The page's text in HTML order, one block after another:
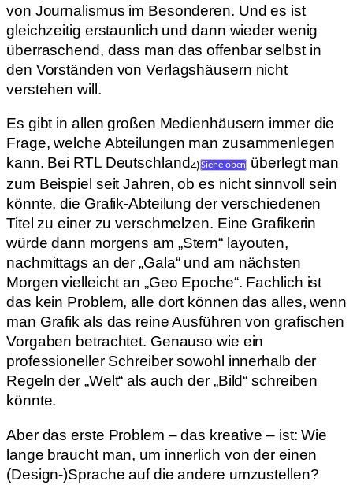
von Journalismus im Besonderen. Und es ist
gleichzeitig erstaunlich und dann wieder wenig
überraschend, dass man das offenbar selbst in
den Vorständen von Verlagshäusern nicht
verstehen will.
Es gibt in allen großen Medienhäusern immer die
Frage, welche Abteilungen man zusammenlegen
kann. Bei RTL Deutschland4)Siehe oben
überlegt man
zum Beispiel seit Jahren, ob es nicht sinnvoll sein
könnte, die Grafik-Abteilung der verschiedenen
Titel zu einer zu verschmelzen. Eine Grafikerin
würde dann morgens am „Stern“ layouten,
nachmittags an der „Gala“ und am nächsten
Morgen vielleicht an „Geo Epoche“. Fachlich ist
das kein Problem, alle dort können das alles, wenn
man Grafik als das reine Ausführen von grafischen
Vorgaben betrachtet. Genauso wie ein
professioneller Schreiber sowohl innerhalb der
Regeln der „Welt“ als auch der „Bild“ schreiben
könnte.
Aber das erste Problem – das kreative – ist: Wie
lange braucht man, um innerlich von der einen
(Design-)Sprache auf die andere umzustellen?